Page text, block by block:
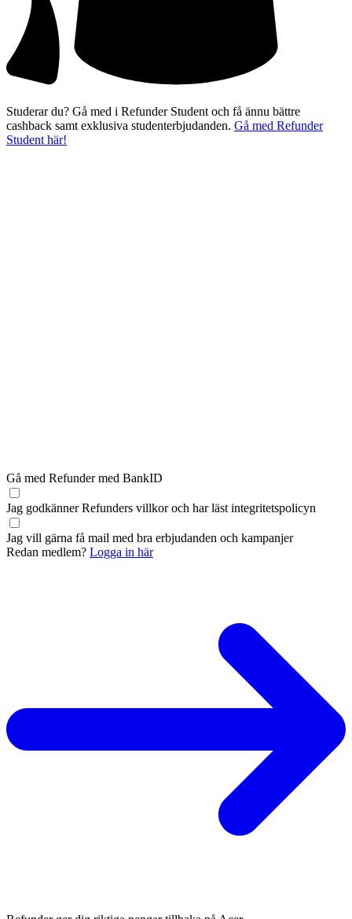
Studerar du? Gå med i Refunder Student och få ännu bättre
cashback samt exklusiva studenterbjudanden. Gå med Refunder
Student här!
Gå med Refunder med BankID
Jag godkänner Refunders villkoroch har läst integritetspolicyn
Jag vill gärna få mail med bra erbjudanden och kampanjer
Redan medlem? Logga in här